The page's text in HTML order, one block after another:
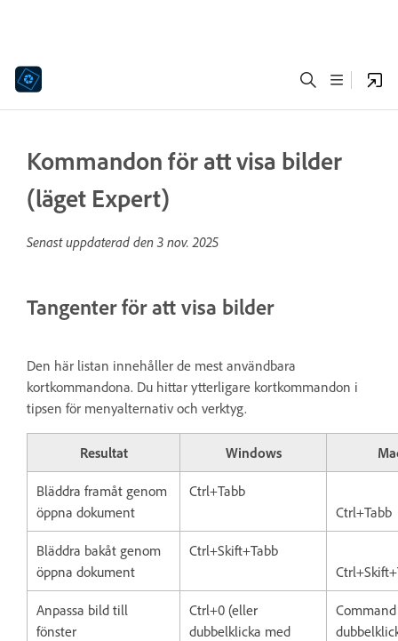
Kommandon för att visa bilder
(läget Expert)
Senast uppdaterad den 3 nov. 2025
Tangenter för att visa bilder
Den här listan innehåller de mest användbara
kortkommandona. Du hittar ytterligare kortkommandon i
tipsen för menyalternativ och verktyg.
Resultat Windows
Bläddra framåt genom
öppna dokument
Ctrl+Tabb
Ctrl+Tabb
Bläddra bakåt genom
öppna dokument
Ctrl+Skift+Tabb
Anpassa bild till
fönster
Ctrl+0 (eller
dubbelklicka med